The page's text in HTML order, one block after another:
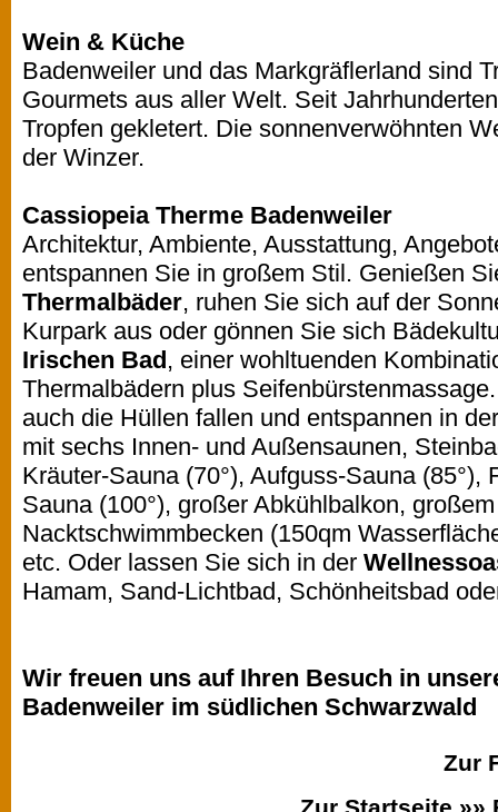
Wein & Küche
Badenweiler und das Markgräflerland sind
Gourmets aus aller Welt. Seit
Tropfen gekletert. Die sonnenverwöhnten
der Winzer.
Cassiopeia Therme Badenweiler
Architektur, Ambiente, Ausstattung,
entspannen Sie in großem Stil. Genießen
Thermalbäder, ruhen Sie sich auf der
Kurpark aus oder gönnen Sie sich
Irischen Bad , einer wohltuenden
Thermalbädern plus
auch die Hüllen fallen und entspannen in
mit sechs Innen- und Außensaunen,
Kräuter-Sauna (70°), Aufguss-Sauna (85°),
Sauna (100°), großer Abkühlbalkon,
Nacktschwimmbecken (150qm
etc. Oder lassen Sie sich in der
Hamam, Sand-Lichtbad, Schönheitsbad
Wir freuen uns auf Ihren Besuch in
Badenweiler im südlichen Schwarzwald
Zur